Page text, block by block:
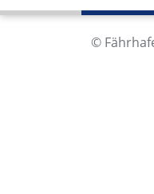
©